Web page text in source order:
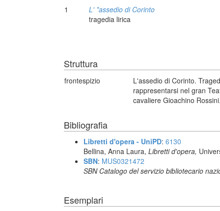
1
L' *assedio di Corinto
tragedia lirica
Struttura
frontespizio
L'assedio di Corinto.
rappresentarsi nel gran
cavaliere Gioachino
Bibliografia
Libretti d'opera - UniPD: 6130
Bellina, Anna Laura, Libretti d'opera,
SBN: MUS0321472
SBN Catalogo del servizio bibliotecario
Esemplari